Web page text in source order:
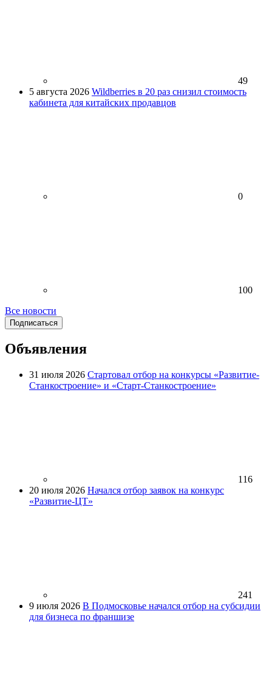
49
5 августа 2026 Wildberries в 20 раз снизил стоимость
кабинета для китайских продавцов
0
100
Все новости
Подписаться
Объявления
31 июля 2026 Стартовал отбор на конкурсы «Развитие-
Станкостроение» и «Старт-Станкостроение»
116
20 июля 2026 Начался отбор заявок на конкурс
«Развитие-ЦТ»
241
9 июля 2026 В Подмосковье начался отбор на субсидии
для бизнеса по франшизе